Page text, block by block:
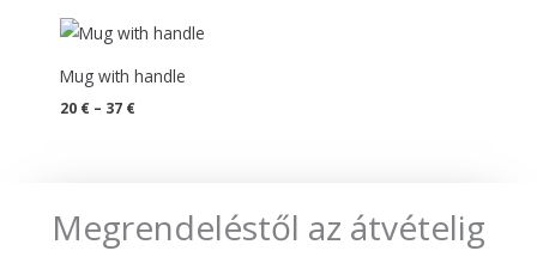
Mug with handle
20 € – 37 €
Price
range:
through
37 €
Megrendeléstől az átvételig